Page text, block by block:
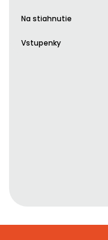
Na stiahnutie
Vstupenky